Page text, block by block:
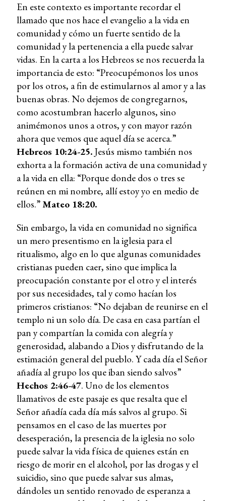
En este contexto es importante recordar el
llamado que nos hace el evangelio a la vida en
comunidad y cómo un fuerte sentido de la
comunidad y la pertenencia a ella puede salvar
vidas. En la carta a los Hebreos se nos recuerda la
importancia de esto: “Preocupémonos los unos
por los otros, a fin de estimularnos al amor y a las
buenas obras. No dejemos de congregarnos,
como acostumbran hacerlo algunos, sino
animémonos unos a otros, y con mayor razón
ahora que vemos que aquel día se acerca.”
Hebreos 10:24-25.Jesús mismo también nos
exhorta a la formación activa de una comunidad y
a la vida en ella: “Porque donde dos o tres se
reúnen en mi nombre, allí estoy yo en medio de
ellos.”Mateo 18:20.
Sin embargo, la vida en comunidad no significa
un mero presentismo en la iglesia para el
ritualismo, algo en lo que algunas comunidades
cristianas pueden caer, sino que implica la
preocupación constante por el otro y el interés
por sus necesidades, tal y como hacían los
primeros cristianos: “No dejaban de reunirse en el
templo ni un solo día. De casa en casa partían el
pan y compartían la comida con alegría y
generosidad, alabando a Dios y disfrutando de la
estimación general del pueblo. Y cada día el Señor
añadía al grupo los que iban siendo salvos”
Hechos 2:46-47. Uno de los elementos
llamativos de este pasaje es que resalta que el
Señor añadía cada día más salvos al grupo. Si
pensamos en el caso de las muertes por
desesperación, la presencia de la iglesia no solo
puede salvar la vida física de quienes están en
riesgo de morir en el alcohol, por las drogas y el
suicidio, sino que puede salvar sus almas,
dándoles un sentido renovado de esperanza a